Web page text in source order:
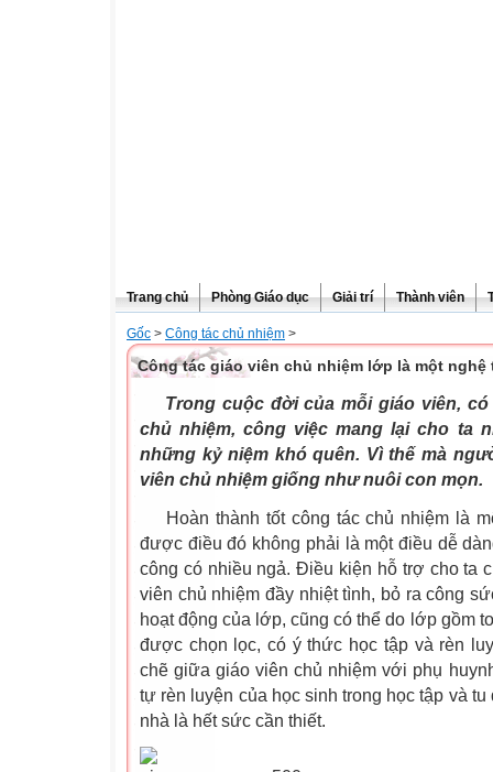
Trang chủ Phòng Giáo dục Giải trí Thành viên
Gốc > Công tác chủ nhiệm >
Công tác giáo viên chủ nhiệm lớp là một nghệ
Trong cuộc đời của mỗi giáo viên, có
chủ nhiệm, công việc mang lại cho ta
những kỷ niệm khó quên. Vì thế mà
viên chủ nhiệm giống như nuôi con mọn.
Hoàn thành tốt công tác chủ nhiệm là
được điều đó không phải là một điều dễ
công có nhiều ngả. Điều kiện hỗ trợ cho ta
viên chủ nhiệm đầy nhiệt tình, bỏ ra công
hoạt động của lớp, cũng có thể do lớp gồm
được chọn lọc, có ý thức học tập và rèn
chẽ giữa giáo viên chủ nhiệm với phụ
tự rèn luyện của học sinh trong học tập và
nhà là hết sức cần thiết.